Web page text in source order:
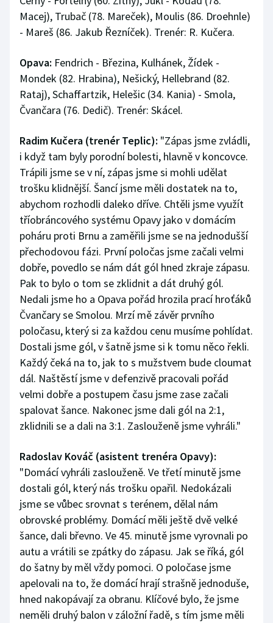
Macej), Trubač (78. Mareček), Moulis (86. Droehnle)
- Mareš (86. Jakub Řezníček). Trenér: R. Kučera.
Opava: Fendrich - Březina, Kulhánek, Žídek -
Mondek (82. Hrabina), Nešický, Hellebrand (82.
Rataj), Schaffartzik, Helešic (34. Kania) - Smola,
Čvančara (76. Dedič). Trenér: Skácel.
Radim Kučera (trenér Teplic): "Zápas jsme zvládli,
i když tam byly porodní bolesti, hlavně v koncovce.
Trápili jsme se v ní, zápas jsme si mohli udělat
trošku klidnější. Šancí jsme měli dostatek na to,
abychom rozhodli daleko dříve. Chtěli jsme využít
tříobráncového systému Opavy jako v domácím
poháru proti Brnu a zaměřili jsme se na jednodušší
přechodovou fázi. První poločas jsme začali velmi
dobře, povedlo se nám dát gól hned zkraje zápasu.
Pak to bylo o tom se zklidnit a dát druhý gól.
Nedali jsme ho a Opava pořád hrozila prací hroťáků
Čvančary se Smolou. Mrzí mě závěr prvního
poločasu, který si za každou cenu musíme pohlídat.
Dostali jsme gól, v šatně jsme si k tomu něco řekli.
Každý čeká na to, jak to s mužstvem bude cloumat
dál. Naštěstí jsme v defenzivě pracovali pořád
velmi dobře a postupem času jsme zase začali
spalovat šance. Nakonec jsme dali gól na 2:1,
zklidnili se a dali na 3:1. Zaslouženě jsme vyhráli."
Radoslav Kováč (asistent trenéra Opavy):
"Domácí vyhráli zaslouženě. Ve třetí minutě jsme
dostali gól, který nás trošku opařil. Nedokázali
jsme se vůbec srovnat s terénem, dělal nám
obrovské problémy. Domácí měli ještě dvě velké
šance, dali břevno. Ve 45. minutě jsme vyrovnali po
autu a vrátili se zpátky do zápasu. Jak se říká, gól
do šatny by měl vždy pomoci. O poločase jsme
apelovali na to, že domácí hrají strašně jednoduše,
hned nakopávají za obranu. Klíčové bylo, že jsme
neměli druhý balon v záložní řadě, s tím jsme měli